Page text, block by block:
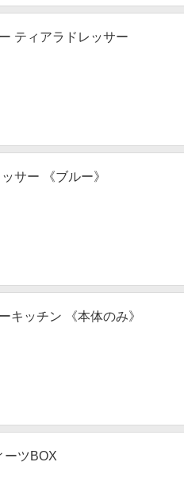
ティアラドレッサー
サー 《ブルー》
キッチン 《本体のみ》
ーツBOX